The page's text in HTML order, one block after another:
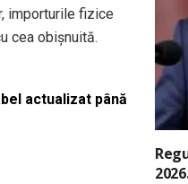
importurile fizice
cea obișnuită.
actualizat până